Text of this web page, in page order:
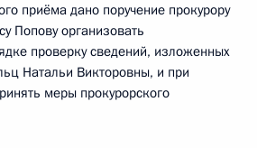
приёма дано поручение прокурору
Попову организовать
проверку сведений, изложенных
Натальи Викторовны, и при
меры прокурорского